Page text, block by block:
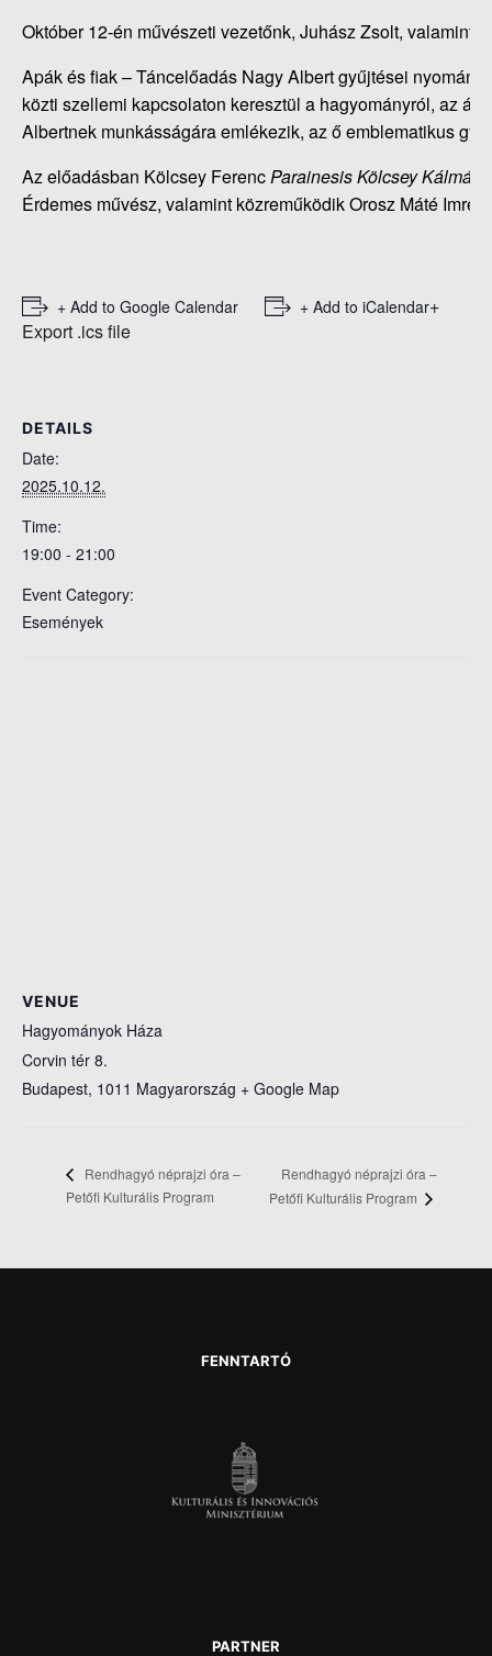
Október 12-én művészeti vezetőnk, Juhász Zsolt, valamint
Apák és fiak – Táncelőadás Nagy Albert gyűjtései nyomán
közti szellemi kapcsolaton keresztül a hagyományról, az
Albertnek munkásságára emlékezik, az ő emblematikus
Az előadásban Kölcsey FerencParainesis Kölcsey
Érdemes művész, valamint közreműködik Orosz Máté
+ Add to Google Calendar + Add to iCalendar+
Export .ics file
DETAILS
Date:
2025.10.12.
Time:
19:00 - 21:00
Event Category:
Események
VENUE
Hagyományok Háza
Corvin tér 8.
Budapest, 1011 Magyarország + Google Map
Rendhagyó néprajzi óra –
Petőfi Kulturális Program
Rendhagyó néprajzi óra –
Petőfi Kulturális Program
FENNTARTÓ
PARTNER